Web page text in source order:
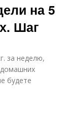
на 5
Шаг
за неделю,
будете